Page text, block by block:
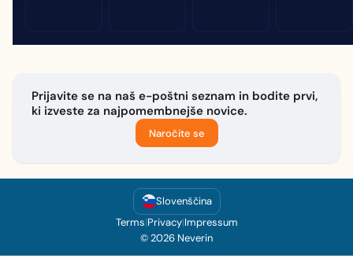
Prijavite se na naš e-poštni seznam in bodite prvi,
ki izveste za najpomembnejše novice.
Naročite se
Slovenščina
Terms|Privacy|Impressum
© 2026 Neverin